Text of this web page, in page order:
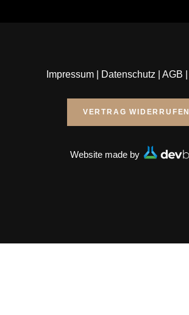
Impressum| Datenschutz AGB
VERTRAG WIDERRUFEN
Website made by